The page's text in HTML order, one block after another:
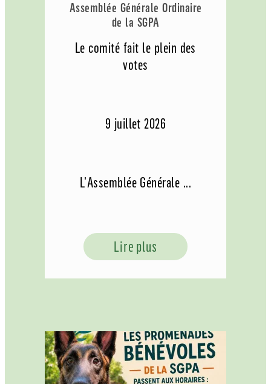
Assemblée Générale Ordinaire
de la SGPA
Le comité fait le plein des
votes
9 juillet 2026
L’Assemblée Générale ...
Lire plus